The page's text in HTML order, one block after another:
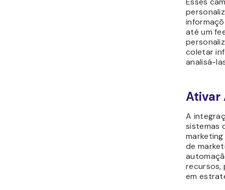
até um
coletar
analisá-
Ativar
A
sistemas
de
recursos,
em